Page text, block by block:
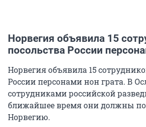
Норвегия объявила 15
посольства России
Норвегия объявила 15
России персонами нон грата. В
сотрудниками российской
ближайшее время они должны
Норвегию.